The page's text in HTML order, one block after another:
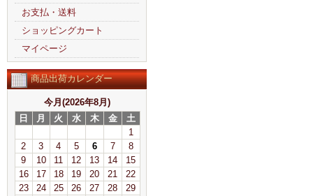
お支払・送料
ショッピングカート
マイページ
商品出荷カレンダー
今月(2026年8月)
日
月 火 水 木 金
土
1
2
3 4 5 6 7
8
9
10 11 12 13 14
15
16
17 18 19 20 21
22
23
24 25 26 27 28
29